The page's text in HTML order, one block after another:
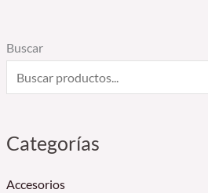
Buscar
Categorías
Accesorios